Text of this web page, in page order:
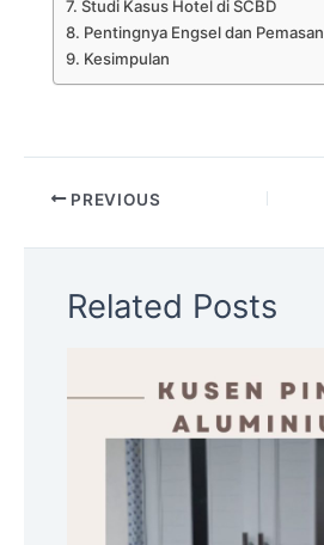
Studi Kasus Hotel di SCBD
Pentingnya Engsel dan
Kesimpulan
PREVIOUS
Related Posts